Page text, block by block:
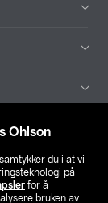
Ohlson
samtykker du i at vi
på
for å
bruken av